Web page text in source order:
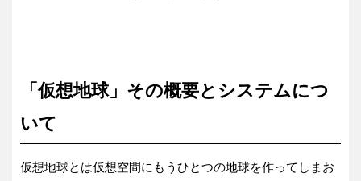
「仮想地球」その概要とシステムにつ
いて
仮想地球とは仮想空間にもうひとつの地球を作ってしまお